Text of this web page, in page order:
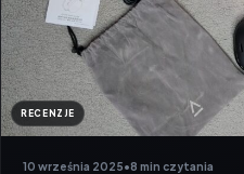
RECENZJE
10 września 2025•8 min czytania